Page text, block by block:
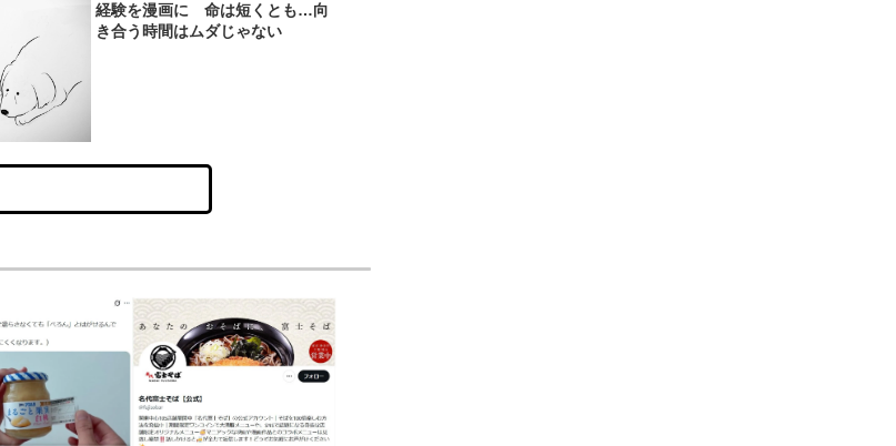
経験を漫画に 命は短くとも…向
き合う時間はムダじゃない